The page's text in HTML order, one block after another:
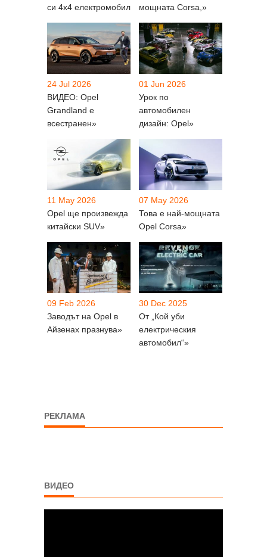
си 4х4 електромобил
мощната Corsa,»
24 Jul 2026
ВИДЕО: Opel
Grandland е
всестранен»
01 Jun 2026
Урок по
автомобилен
дизайн: Opel»
11 May 2026
Opel ще произвежда
китайски SUV»
07 May 2026
Това е най-мощната
Opel Corsa»
09 Feb 2026
Заводът на Opel в
Айзенах празнува»
30 Dec 2025
От „Кой уби
електрическия
автомобил“»
РЕКЛАМА
ВИДЕО